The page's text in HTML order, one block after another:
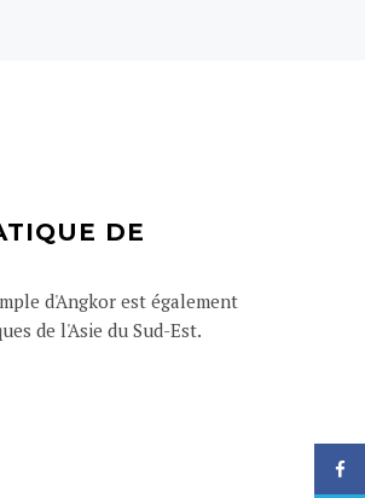
DE
d'Angkor est également
de l'Asie du Sud-Est.